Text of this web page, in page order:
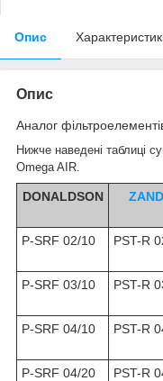
Опис
Опис
Аналог
Нижче наведені таблиці
Omega AIR.
DONALDSON
P-SRF 02/10 PST-R
P-SRF 03/10
PST-R
P-SRF 04/10
PST-R
P-SRF 04/20
PST-R